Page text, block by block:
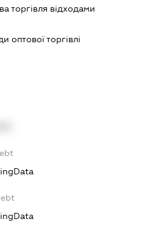
торгівля відходами
оптової торгівлі